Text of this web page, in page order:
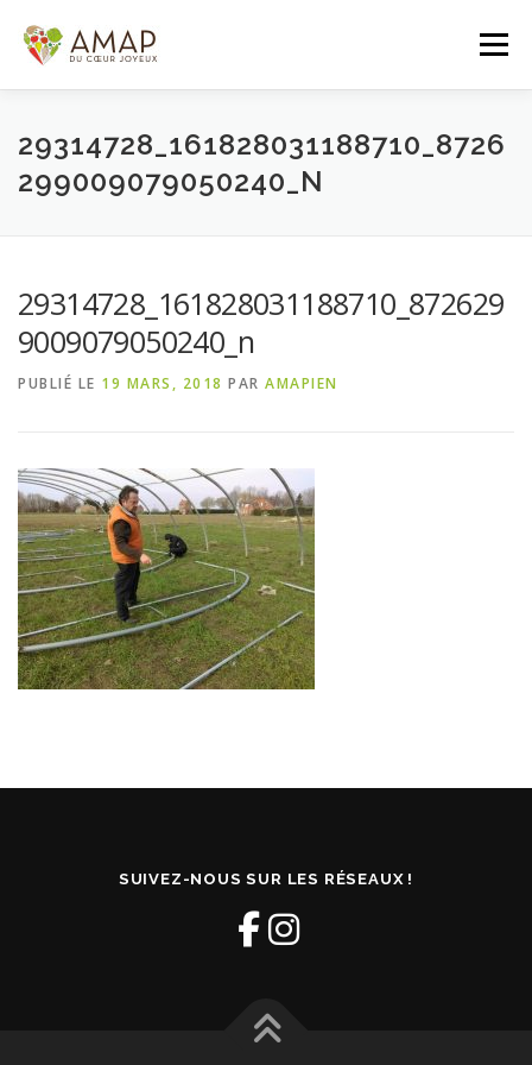
contenu
Menu
ACCUEIL L’AMAP LES PANIERS
PANIER DE LA SEMAINE
29314728_161828031188710_8726
299009079050240_N
29314728_161828031188710_872629
9009079050240_n
PUBLIÉ LE 19 MARS, 2018 PAR AMAPIEN
SUIVEZ-NOUS SUR LES RÉSEAUX !